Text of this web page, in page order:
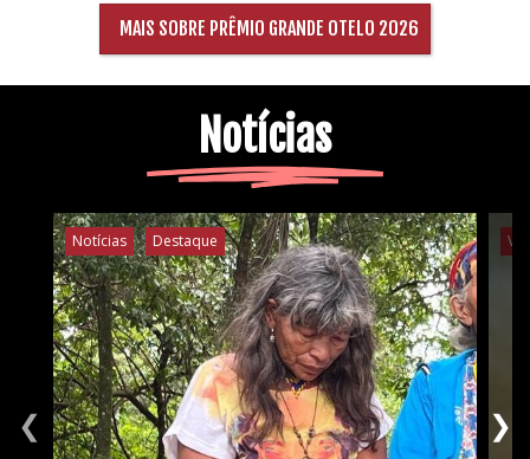
MAIS SOBRE PRÊMIO GRANDE OTELO 2026
Notícias
Notícias Destaque
❮ ❯